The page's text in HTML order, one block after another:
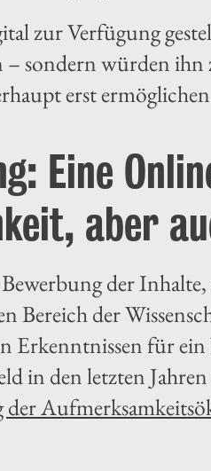
zur Verfügung
– sondern würden
erst
Eine
aber
der
Bereich der
Erkenntnissen für
in den letzten